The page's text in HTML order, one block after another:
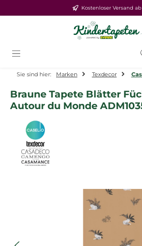
Zum Hauptinhalt springenKostenloser Versand
Sie sind hier: Marken Texdecor
Braune Tapete Blätter
Autour du Monde